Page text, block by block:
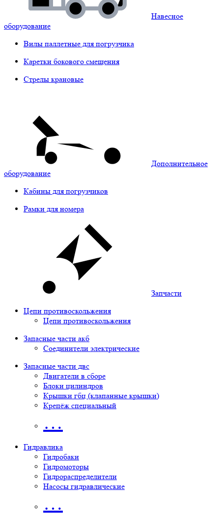
Навесное
оборудование
Вилы паллетные для погрузчика
Каретки бокового смещения
Стрелы крановые
Дополнительное
оборудование
Кабины для погрузчиков
Рамки для номера
Запчасти
Цепи противоскольжения
Цепи противоскольжения
Запасные части акб
Соединители электрические
Запасные части двс
Двигатели в сборе
Блоки цилиндров
Крышки гбц (клапанные крышки)
Крепёж специальный
…
Гидравлика
Гидробаки
Гидромоторы
Гидрораспределители
Насосы гидравлические
…